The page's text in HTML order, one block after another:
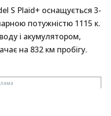
S Plaid+ оснащується 3-
потужністю 1115 к.
і акумулятором,
на 832 км пробігу.